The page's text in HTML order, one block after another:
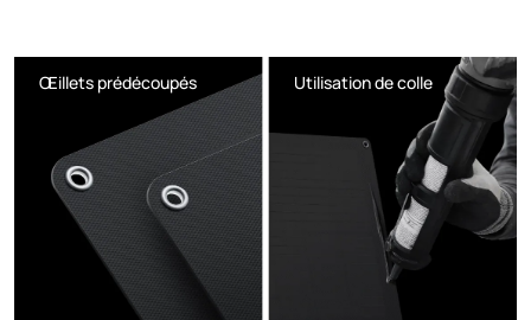
Œillets prédécoupés Utilisation de colle